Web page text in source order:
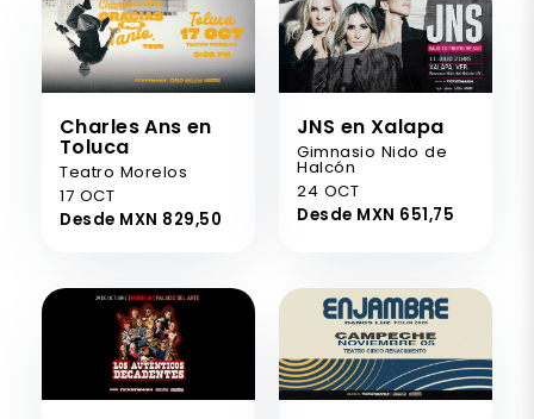
Charles Ans en
Toluca
Teatro Morelos
17 OCT
Desde MXN 829,50
JNS en Xalapa
Gimnasio Nido de
Halcón
24 OCT
Desde MXN 651,75